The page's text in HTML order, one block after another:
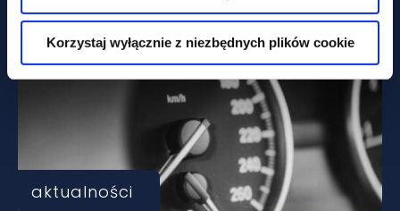
Korzystaj wyłącznie z niezbędnych plików cookie
aktualności